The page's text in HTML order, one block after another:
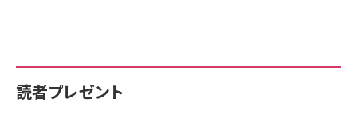
読者プレゼント